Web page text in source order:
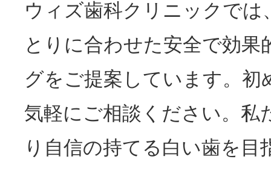
ウィズ歯科クリニックでは
とりに合わせた安全で効果
グをご提案しています。初
気軽にご相談ください。私
り自信の持てる白い歯を目